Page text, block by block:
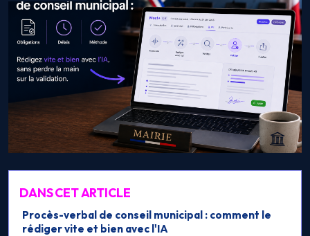
DANS CET ARTICLE
Procès-verbal de conseil municipal : comment le
rédiger vite et bien avec l'IA